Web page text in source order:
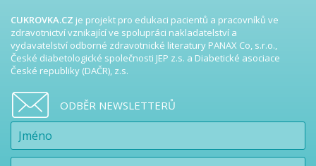
CUKROVKA.CZ je projekt pro edukaci pacientů a pracovníků ve
zdravotnictví vznikající ve spolupráci nakladatelství a
vydavatelství odborné zdravotnické literatury PANAX Co, s.r.o.,
České diabetologické společnosti JEP z.s. a Diabetické asociace
České republiky (DAČR), z.s.
ODBĚR NEWSLETTERŮ